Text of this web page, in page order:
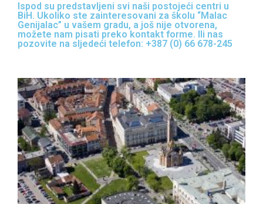
Ispod su predstavljeni svi naši postojeći centri u
BiH. Ukoliko ste zainteresovani za školu “Malac
Genijalac” u vašem gradu, a još nije otvorena,
možete nam pisati preko kontakt forme. Ili nas
pozovite na sljedeći telefon: +387 (0) 66 678-245